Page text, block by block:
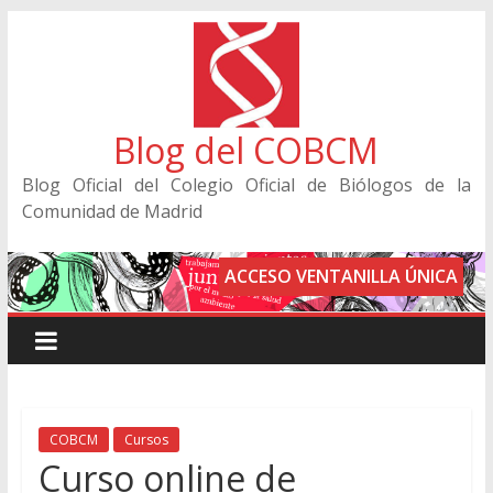
Blog del COBCM
Blog Oficial del Colegio Oficial de Biólogos de la
Comunidad de Madrid
ACCESO VENTANILLA ÚNICA
COBCM Cursos
Curso online de